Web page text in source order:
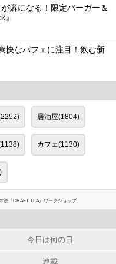
癖になる！限定バーガー＆
快なパフェに注目！飲む新
居酒屋(1804)
カフェ(1130)
法『CRAFT TEA』ワークショップ
今日は何の日
連載